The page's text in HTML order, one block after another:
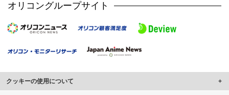
オリコングループサイト
クッキーの使用について